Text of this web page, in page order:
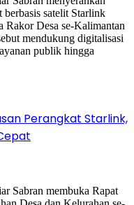
Perangkat Starlink,